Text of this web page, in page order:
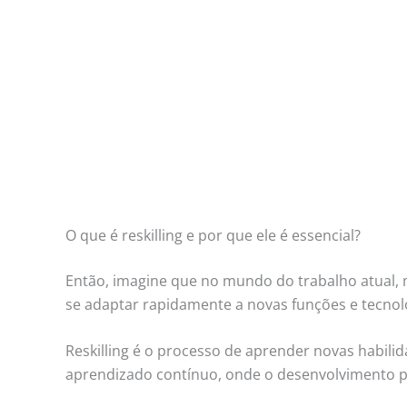
O que é reskilling e por que ele é essencial?
Então, imagine que no mundo do trabalho
se adaptar rapidamente a novas funções e
Reskilling é o processo de aprender novas
aprendizado contínuo, onde o desenvolvimento